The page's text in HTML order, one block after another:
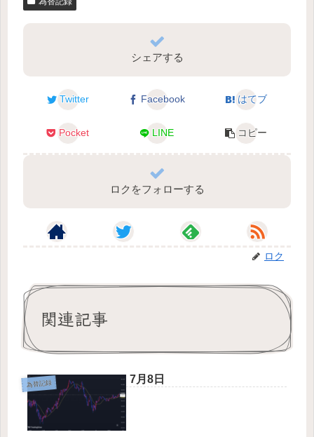
シェアする
Twitter Facebook はてブ
Pocket LINE コピー
ロクをフォローする
ロク
関連記事
為替記録 7月8日